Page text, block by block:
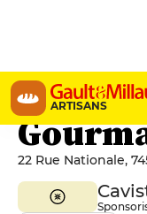
ARTISANS
Les
22 Rue Nationale,